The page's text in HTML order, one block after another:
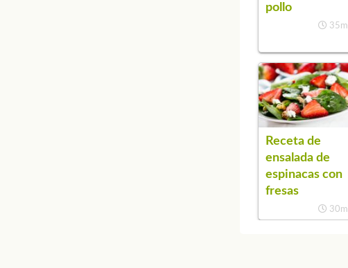
pollo
35m
Receta de
ensalada de
espinacas con
fresas
30m